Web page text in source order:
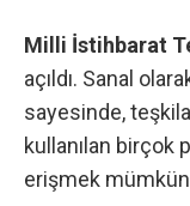
Milli İstihbarat
açıldı. Sanal
sayesinde,
kullanılan birçok
erişmek